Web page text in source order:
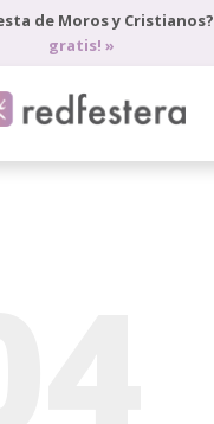
de Moros y Cristianos?
gratis! »